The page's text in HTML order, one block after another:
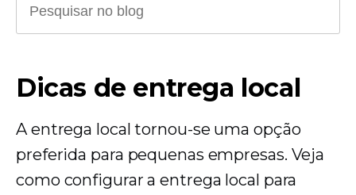
Dicas de entrega local
A entrega local tornou-se uma opção
preferida para pequenas empresas. Veja
como configurar a entrega local para